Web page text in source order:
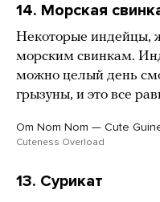
14. Морская
Некоторые индейцы,
морским свинкам.
можно целый день
грызуны, и это все
Om Nom Nom — Cute
Cuteness Overload
13. Сурикат